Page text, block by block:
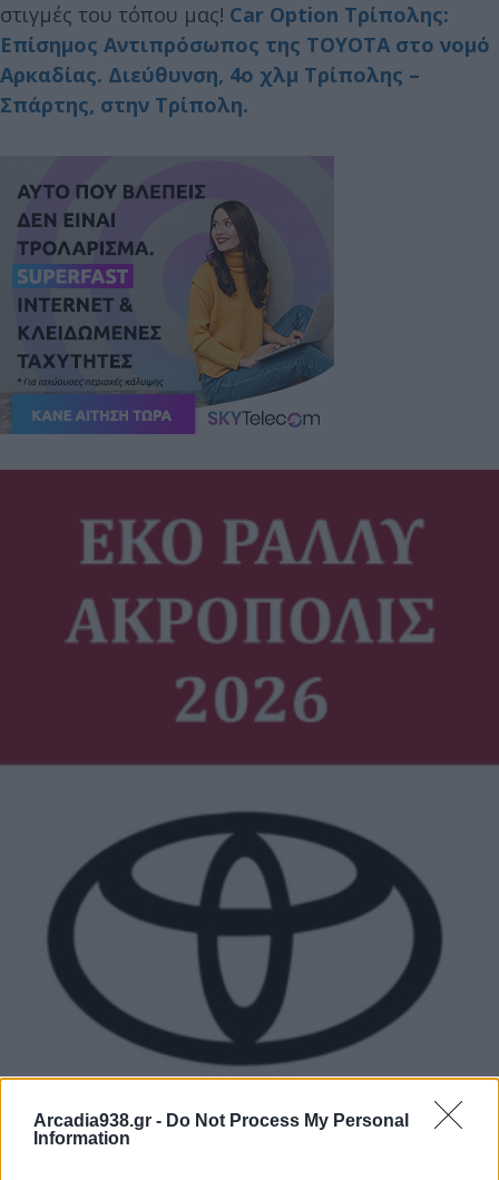
Arcadia938.gr - Do Not Process My Personal
Information
στιγμές του τόπου μας! Car Option Τρίπολης:
Επίσημος Αντιπρόσωπος της ΤΟΥΟΤΑ στο νομό
Αρκαδίας. Διεύθυνση, 4ο χλμ Τρίπολης –
Σπάρτης, στην Τρίπολη.